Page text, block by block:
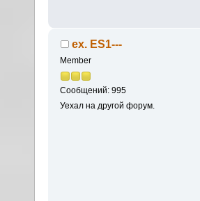
ex. ES1---
Member
Сообщений: 995
Уехал на другой форум.